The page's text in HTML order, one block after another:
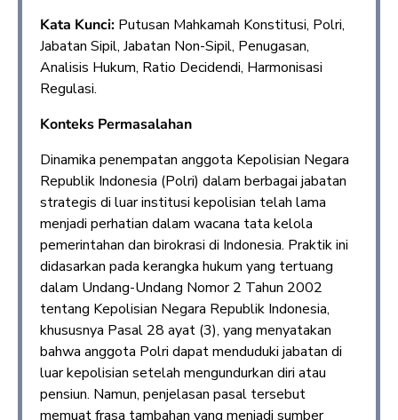
Kata Kunci: Putusan Mahkamah Konstitusi, Polri,
Jabatan Sipil, Jabatan Non-Sipil, Penugasan,
Analisis Hukum, Ratio Decidendi, Harmonisasi
Regulasi.
Konteks Permasalahan
Dinamika penempatan anggota Kepolisian Negara
Republik Indonesia (Polri) dalam berbagai jabatan
strategis di luar institusi kepolisian telah lama
menjadi perhatian dalam wacana tata kelola
pemerintahan dan birokrasi di Indonesia. Praktik ini
didasarkan pada kerangka hukum yang tertuang
dalam Undang-Undang Nomor 2 Tahun 2002
tentang Kepolisian Negara Republik Indonesia,
khususnya Pasal 28 ayat (3), yang menyatakan
bahwa anggota Polri dapat menduduki jabatan di
luar kepolisian setelah mengundurkan diri atau
pensiun. Namun, penjelasan pasal tersebut
memuat frasa tambahan yang menjadi sumber